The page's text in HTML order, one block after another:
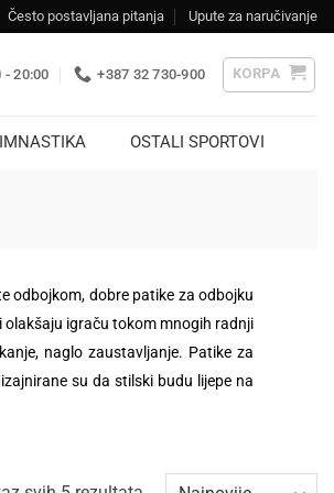
Često postavljana pitanja Upute za naručivanje
- 20:00 +387 32 730-900 KORPA
OSTALI SPORTOVI
odbojkom, dobre patike za odbojku
igraču tokom mnogih radnji
naglo zaustavljanje. Patike za
su da stilski budu lijepe na